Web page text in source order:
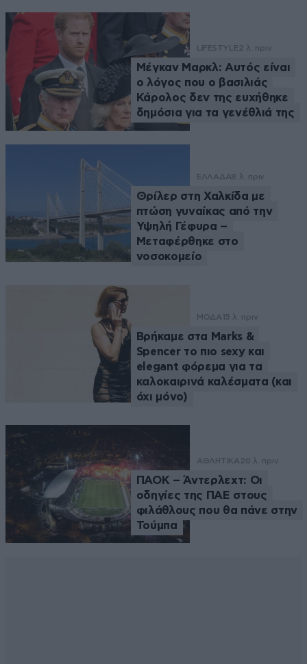
LIFESTYLE2 λ. πριν
Μέγκαν Μαρκλ: Αυτός είναι
ο λόγος που ο βασιλιάς
Κάρολος δεν της ευχήθηκε
δημόσια για τα γενέθλιά της
ΕΛΛΑΔΑ8 λ. πριν
Θρίλερ στη Χαλκίδα με
πτώση γυναίκας από την
Υψηλή Γέφυρα –
Μεταφέρθηκε στο
νοσοκομείο
ΜΟΔΑ 15 λ. πριν
Βρήκαμε στα Marks &
Spencer το πιο sexy και
elegant φόρεμα για τα
καλοκαιρινά καλέσματα (και
όχι μόνο)
ΑΘΛΗΤΙΚΑ 20 λ. πριν
ΠΑΟΚ – Άντερλεχτ: Οι
οδηγίες της ΠΑΕ στους
φιλάθλους που θα πάνε στην
Τούμπα